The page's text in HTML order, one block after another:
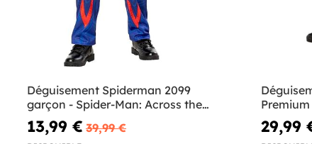
Déguisement Spiderman 2099
garçon - Spider-Man: Across the
Spider-Verse
13,99 € 39,99 € 29,99